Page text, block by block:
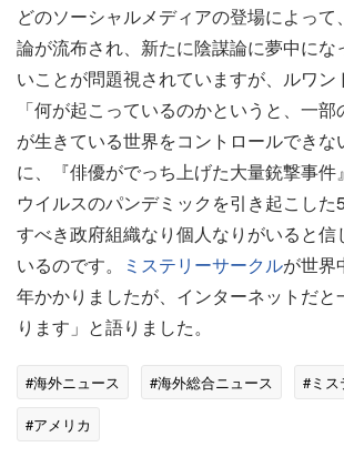
どのソーシャルメディアの登場によっ
論が流布され、新たに陰謀論に夢中にな
いことが問題視されていますが、ルワン
「何が起こっているのかというと、一
が生きている世界をコントロールできな
に、『俳優がでっち上げた大量銃撃事件
ウイルスのパンデミックを引き起こした
すべき政府組織なり個人なりがいると信
いるのです。
ミステリーサークルが世界
年かかりましたが、インターネットだと
ります」と語りました。
#海外ニュース #海外総合ニュース
#ミス
#アメリカ